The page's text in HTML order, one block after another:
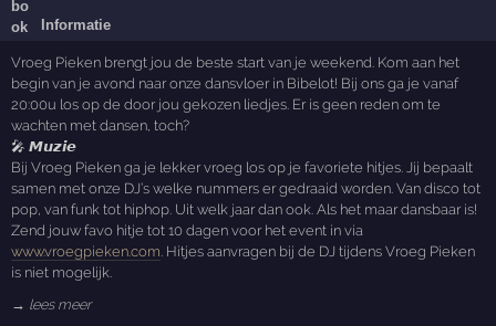
Informatie
Vroeg Pieken brengt jou de beste start van je weekend. Kom aan het
begin van je avond naar onze dansvloer in Bibelot! Bij ons ga je vanaf
20:00u los op de door jou gekozen liedjes. Er is geen reden om te
wachten met dansen, toch?
🎤 𝙈𝙪𝙯𝙞𝙚
Bij Vroeg Pieken ga je lekker vroeg los op je favoriete hitjes. Jij bepaalt
samen met onze DJ’s welke nummers er gedraaid worden. Van disco tot
pop, van funk tot hiphop. Uit welk jaar dan ook. Als het maar dansbaar is!
Zend jouw favo hitje tot 10 dagen voor het event in via
www.vroegpieken.com . Hitjes aanvragen bij de DJ tijdens Vroeg Pieken
is niet mogelijk.
→ lees meer